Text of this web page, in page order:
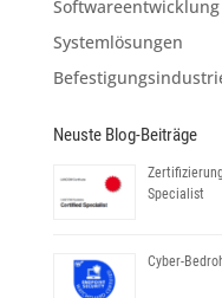
Softwareentwicklung
Systemlösungen
Neuste Blog-Beiträge
Specialist
Cyber-